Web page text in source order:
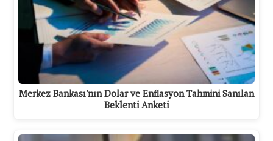
Merkez Bankası'nın Dolar ve Enflasyon Tahmini Sanılan
Beklenti Anketi